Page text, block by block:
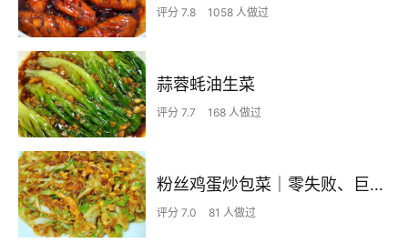
评分 7.8 1058 人做过
蒜蓉蚝油生菜
评分 7.7 168 人做过
粉丝鸡蛋炒包菜｜零失败、巨下饭
评分 7.0 81 人做过